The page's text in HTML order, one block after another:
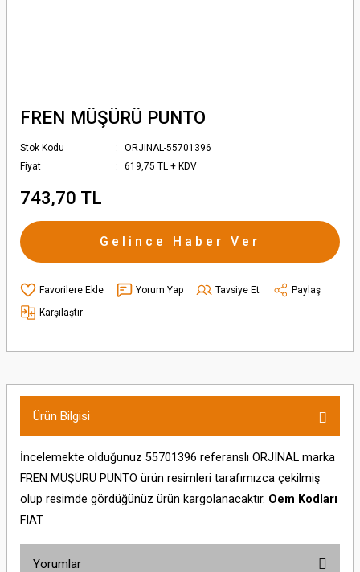
FREN MÜŞÜRÜ PUNTO
Stok Kodu
ORJINAL-55701396
Fiyat
619,75 TL + KDV
743,70 TL
Gelince Haber Ver
Yorum Yap Tavsiye Et
Paylaş
Karşılaştır
Ürün Bilgisi
İncelemekte olduğunuz 55701396 referanslı ORJINAL marka
FREN MÜŞÜRÜ PUNTO ürün resimleri tarafımızca çekilmiş
olup resimde gördüğünüz ürün kargolanacaktır. Oem Kodları
FIAT
Yorumlar